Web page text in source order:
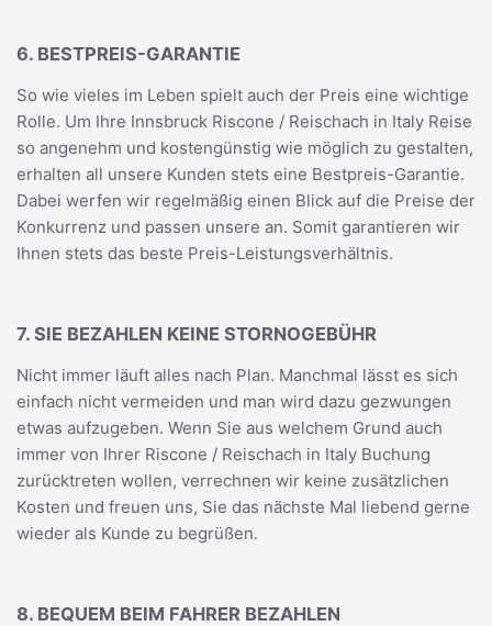
6. BESTPREIS-GARANTIE
So wie vieles im Leben spielt auch der Preis eine wichtige
Rolle. Um Ihre Innsbruck Riscone / Reischach in Italy Reise
so angenehm und kostengünstig wie möglich zu gestalten,
erhalten all unsere Kunden stets eine Bestpreis-Garantie.
Dabei werfen wir regelmäßig einen Blick auf die Preise der
Konkurrenz und passen unsere an. Somit garantieren wir
Ihnen stets das beste Preis-Leistungsverhältnis.
7. SIE BEZAHLEN KEINE STORNOGEBÜHR
Nicht immer läuft alles nach Plan. Manchmal lässt es sich
einfach nicht vermeiden und man wird dazu gezwungen
etwas aufzugeben. Wenn Sie aus welchem Grund auch
immer von Ihrer Riscone / Reischach in Italy Buchung
zurücktreten wollen, verrechnen wir keine zusätzlichen
Kosten und freuen uns, Sie das nächste Mal liebend gerne
wieder als Kunde zu begrüßen.
8. BEQUEM BEIM FAHRER BEZAHLEN